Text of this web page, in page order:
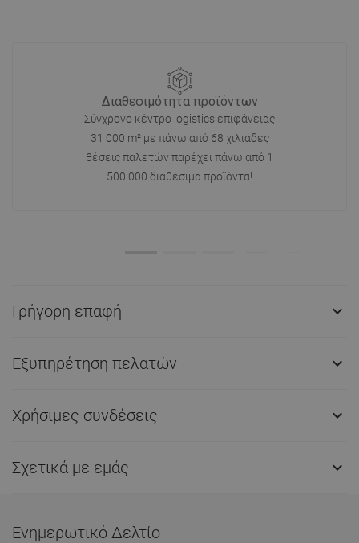
Διαθεσιμότητα προϊόντων
Σύγχρονο κέντρο logistics επιφάνειας
31 000 m² με πάνω από 68 χιλιάδες
θέσεις παλετών παρέχει πάνω από 1
500 000 διαθέσιμα προϊόντα!
Γρήγορη επαφή 
Εξυπηρέτηση πελατών 
Χρήσιμες συνδέσεις 
Σχετικά με εμάς 
Ενημερωτικό Δελτίο